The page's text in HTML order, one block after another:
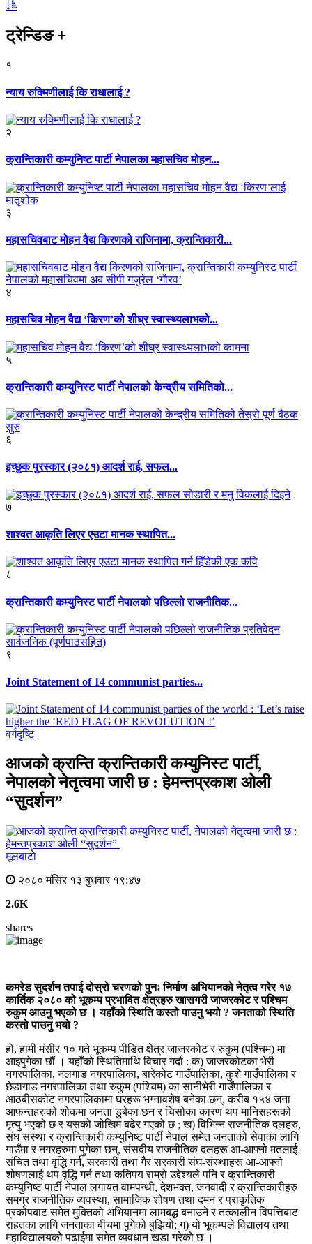
ट्रेन्डिङ+
१
न्याय रुक्मिणीलाई कि राधालाई ?
२
क्रान्तिकारी कम्युनिष्ट पार्टी नेपालका महासचिव मोहन...
३
महासचिवबाट मोहन वैद्य किरणको राजिनामा, क्रान्तिकारी...
४
महासचिव मोहन वैद्य ‘किरण’को शीघ्र स्वास्थ्यलाभको...
५
क्रान्तिकारी कम्युनिस्ट पार्टी नेपालको केन्द्रीय समितिको...
६
इच्छुक पुरस्कार (२०८१) आदर्श राई, सफल...
७
शाश्वत आकृति लिएर एउटा मानक स्थापित...
८
क्रान्तिकारी कम्युनिस्ट पार्टी नेपालको पछिल्लो राजनीतिक...
९
Joint Statement of 14 communist parties...
वर्गदृष्टि
आजको क्रान्ति क्रान्तिकारी कम्युनिस्ट पार्टी,
नेपालको नेतृत्वमा जारी छ : हेमन्तप्रकाश ओली
“सुदर्शन”
मूलबाटाे
२०८० मंसिर १३ बुधवार १९:४७
2.6K
shares
कमरेड सुदर्शन तपाई दोस्रो चरणको पुनः निर्माण अभियानको नेतृत्व गरेर १७
कार्तिक २०८० को भूकम्प प्रभावित क्षेत्रहरु खासगरी जाजरकोट र पश्चिम
रुकुम आउनु भएको छ । यहाँको स्थिति कस्तो पाउनु भयो ? जनताको स्थिति
कस्तो पाउनु भयो ?
हो, हामी मंसीर १० गते भूकम्प पीडित क्षेत्र जाजरकोट र रुकुम (पश्चिम) मा
आइपुगेका छौं । यहाँको स्थितिमाथि विचार गर्दा : क) जाजरकोटका भेरी
नगरपालिका, नलगाड नगरपालिका, बारेकोट गाउँपालिका, कुशे गाउँपालिका र
छेडागाड नगरपालिका तथा रुकुम (पश्चिम) का सानीभेरी गाउँपालिका र
आठबीसकोट नगरपालिकामा घरहरू भग्नावशेष बनेका छन्, करीब १५४ जना
आफन्तहरुको शोकमा जनता डुबेका छन र चिसोका कारण थप मानिसहरूको
मृत्यु भएको छ र यसको जोखिम बढेर गएको छ ; ख) विभिन्न राजनीतिक दलहरु,
संघ संस्था र क्रान्तिकारी कम्युनिष्ट पार्टी नेपाल समेत जनताको सेवाका लागि
गाउँमा र नगरहरुमा पुगेका छन्, संसदीय राजनीतिक दलहरू आ-आफ्नो मतलाई
संचित तथा वृद्धि गर्न, सरकारी तथा गैर सरकारी संघ-संस्थाहरू आ-आफ्नो
शोषणलाई थप वृद्धि गर्न तथा कतिपय राम्रो उद्दे‌श्यले पनि र क्रान्तिकारी
कम्युनिष्ट पार्टी नेपाल लगायत वामपन्थी, देशभक्त, जनवादी र क्रान्तिकारीहरु
समग्र राजनीतिक व्यवस्था, सामाजिक शोषण तथा दमन र प्राकृतिक
प्रकोपबाट समेत मुक्तिको अभियानमा लामबद्ध बनाउने र तत्कालीन विपत्तिबाट
राहतका लागि जनताका बीचमा पुगेको बुझियो; ग) यो भूकम्पले विद्यालय तथा
महाविद्यालयको पढाईमा समेत व्यवधान खडा गरेको छ ।